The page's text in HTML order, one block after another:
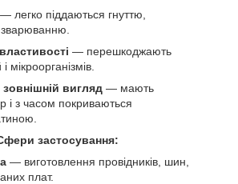
— легко піддаються гнуттю,
— перешкоджають
мікроорганізмів.
вигляд — мають
і з часом покриваються
— виготовлення провідників, шин,
плат.